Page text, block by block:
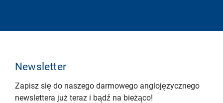
Newsletter
Zapisz się do naszego darmowego anglojęzycznego
newslettera już teraz i bądź na bieżąco!